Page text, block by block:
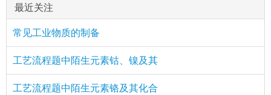
最近关注
常见工业物质的制备
工艺流程题中陌生元素钴、镍及其
工艺流程题中陌生元素铬及其化合